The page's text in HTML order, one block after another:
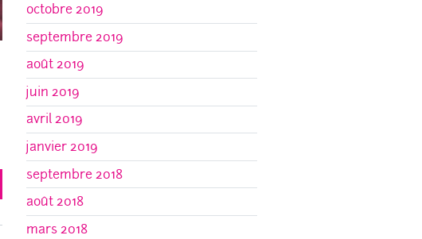
octobre 2019
septembre 2019
août 2019
juin 2019
avril 2019
janvier 2019
septembre 2018
août 2018
mars 2018